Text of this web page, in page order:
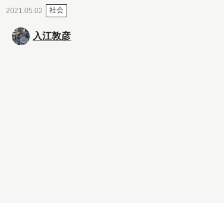
2021.05.02 社会
入江敦彦